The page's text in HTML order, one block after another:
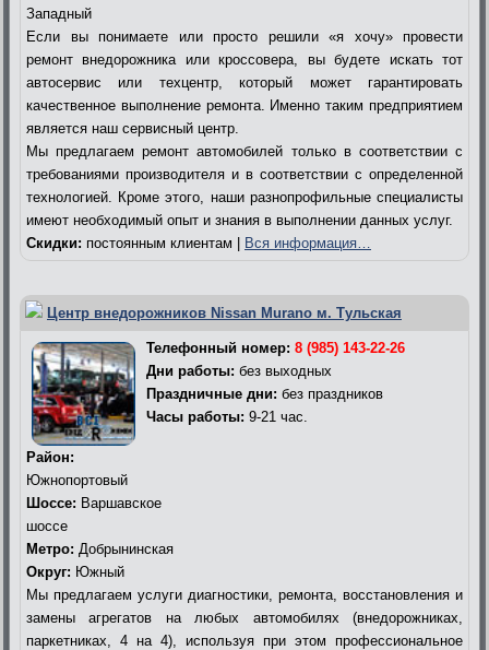
Западный
Если вы понимаете или просто решили «я хочу» провести
ремонт внедорожника или кроссовера, вы будете искать тот
автосервис или техцентр, который может гарантировать
качественное выполнение ремонта. Именно таким предприятием
является наш сервисный центр.
Мы предлагаем ремонт автомобилей только в соответствии с
требованиями производителя и в соответствии с определенной
технологией. Кроме этого, наши разнопрофильные специалисты
имеют необходимый опыт и знания в выполнении данных услуг.
Скидки: постоянным клиентам | Вся информация…
Центр внедорожников Nissan Murano м. Тульская
Телефонный номер: 8 (985) 143-22-26
Дни работы: без выходных
Праздничные дни: без праздников
Часы работы: 9-21 час.
Район:
Южнопортовый
Шоссе: Варшавское
шоссе
Метро: Добрынинская
Округ: Южный
Мы предлагаем услуги диагностики, ремонта, восстановления и
замены агрегатов на любых автомобилях (внедорожниках,
паркетниках, 4 на 4), используя при этом профессиональное